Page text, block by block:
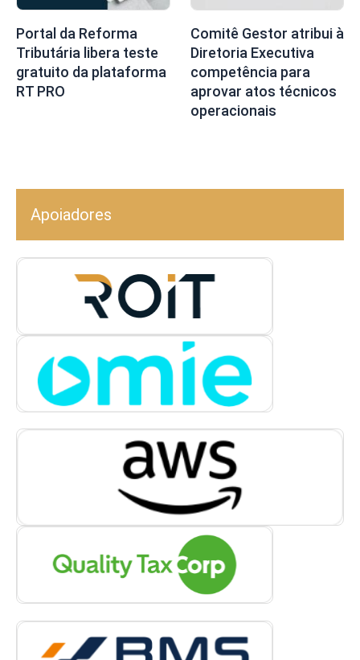
Portal da Reforma
Tributária libera teste
gratuito da plataforma
RT PRO
Comitê Gestor atribui à
Diretoria Executiva
competência para
aprovar atos técnicos
operacionais
Apoiadores